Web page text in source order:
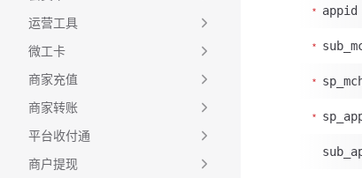
运营工具
微工卡
商家充值
商家转账
平台收付通
商户提现
appid